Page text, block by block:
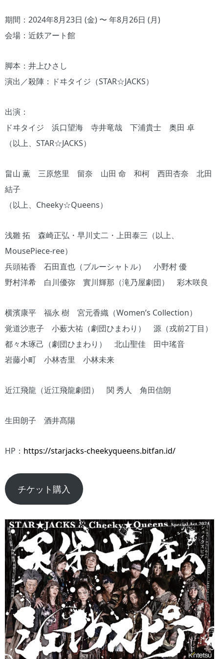
期間：2024年8月23日 (金) 〜 年8月26日 (月)
会場：近鉄アート館
脚本：井上ひさし
演出／殺陣：ドヰタイジ（STAR☆JACKS）
出演：
ドヰタイジ 浜口望海 寺井竜哉 下浦貴士 奥田 卓
（以上、STAR☆JACKS）
畠山 薫 三原悠里 留奈 山田 命 和柯 西田杏奈 北田
結子
（以上、Cheeky☆Queens）
浅雛 拓 森崎正弘・早川丈二・上田泰三（以上、
MousePiece-ree）
兵頭祐香 石田直也（ブルーシャトル） 小野村 優
野村洋希 白川優弥 實川輝那（滝乃屋劇団） 彩木咲良
横濱康平 福永 樹 宮元香織（Women’s Collection）
覚道沙恵子 小薮大祐（劇団ひまわり） 源（戎前2丁目）
都々木琢己（劇団ひまわり） 北山聖佳 田中瑤音
岩藤小町 小林杏里 小林未来
近江飛龍（近江飛龍劇団） 関 秀人 角田信朗
生田朗子 酒井髙陽
HP： https://starjacks-cheekyqueens.bitfan.id/
チケット購入